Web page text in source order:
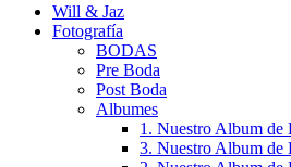
Will & Jaz
Fotografía
BODAS
Pre Boda
Post Boda
Albumes
1. Nuestro Album de
3. Nuestro Album de